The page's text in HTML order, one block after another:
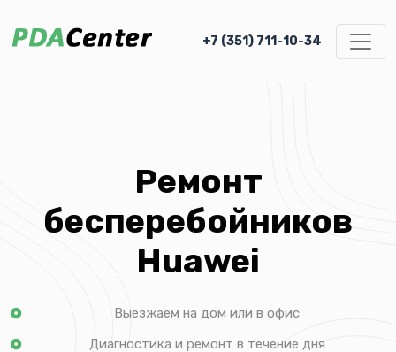
+7 (351) 711-10-34
Ремонт
бесперебойников
Huawei
Выезжаем на дом или в офис
Диагностика и ремонт в течение дня